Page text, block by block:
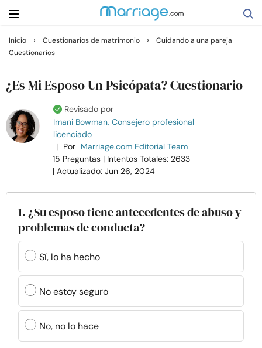
Buscar
Relaciones
Ayuda
Cursos
Recursos
Comunidad
Encuentra un terapeuta
Inicio › Cuestionarios de matrimonio › Cuidando a una pareja
Cuestionarios
¿Es Mi Esposo Un Psicópata? Cuestionario
Revisado por
Imani Bowman, Consejero profesional
licenciado
| Por Marriage.com Editorial Team
15 Preguntas | Intentos Totales: 2633
| Actualizado: Jun 26, 2024
1. ¿Su esposo tiene antecedentes de abuso y
problemas de conducta?
Sí, lo ha hecho
No estoy seguro
No, no lo hace